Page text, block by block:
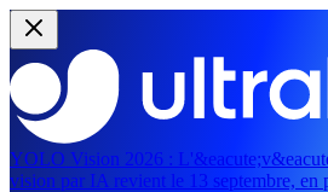
YOLO Vision 2026 :
vision par IA revient le 13 septembre, en